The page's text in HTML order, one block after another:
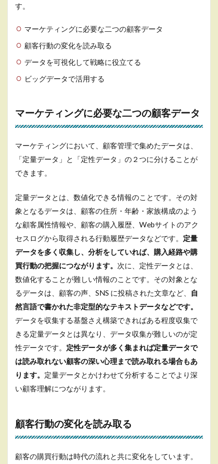
す。
マーケティングに必要な二つの顧客データ
顧客行動の変化を読み取る
データを可視化して戦略に役立てる
ビッグデータで活用する
マーケティングに必要な二つの顧客データ
マーケティングにおいて、顧客管理で集めたデータは、
「定量データ」と「定性データ」の２つに分けることが
できます。
定量データとは、数値化できる情報のことです。その対
象となるデータは、顧客の住所・年齢・家族構成のよう
な顧客属性情報や、顧客の購入履歴、Webサイトのアク
セスログから取得される行動履歴データなどです。 定量
データを多く収集し、分析をしていれば、購入経路や購
買行動の把握につながります。 次に、定性データとは、
数値化することが難しい情報のことです。その対象とな
るデータは、顧客の声、SNS に投稿された文章など、
自
然言語で書かれた非定型的なテキストデータなどです。
データを収集する基盤さえ構築できればある程度収集で
きる定量データとは異なり、データ収集が難しいのが定
性データです。 定性データが多く集まれば定量データで
は読み取れない顧客の深い心理まで読み取れる場合もあ
ります。 定量データとかけわせて分析することでより深
い顧客理解につながります。
顧客行動の変化を読み取る
顧客の購買行動は時代の流れと共に変化をしています。